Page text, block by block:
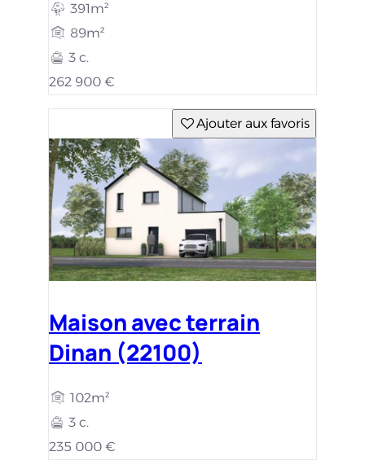
391m²
89m²
3 c.
262 900 €
Ajouter aux favoris
Maison avec terrain
Dinan (22100)
102m²
3 c.
235 000 €